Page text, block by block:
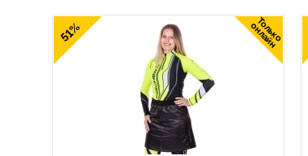
51% Только
онлайн